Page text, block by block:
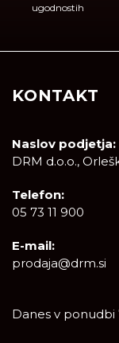
ugodnostih
KONTAKT
Naslov podjetja:
DRM d.o.o.,
Telefon:
05 73 11 900
E-mail:
prodaja@drm.si
Danes v ponudbi